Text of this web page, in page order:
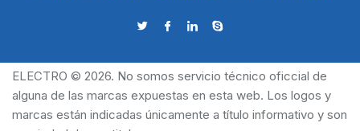
ELECTRO © 2026. No somos servicio técnico oficcial de
alguna de las marcas expuestas en esta web. Los logos y
marcas están indicadas únicamente a título informativo y son